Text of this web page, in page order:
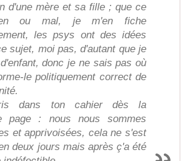
d'une mère et sa fille ; que ce
ou mal, je m'en fiche
les psys ont des idées
sujet, moi pas, d'autant que je
donc je ne sais pas où
le politiquement correct de
dans ton cahier dès la
page : nous nous sommes
et apprivoisées, cela ne s'est
deux jours mais après ç'a été